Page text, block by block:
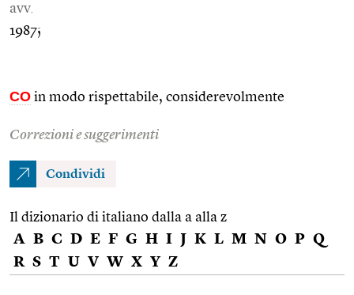
avv.
1987;
CO in modo rispettabile, considerevolmente
Correzioni e suggerimenti
Condividi
Il dizionario di italiano dalla a alla z
A B C D E F G H I J K L M N O P Q
R S T U V W X Y Z